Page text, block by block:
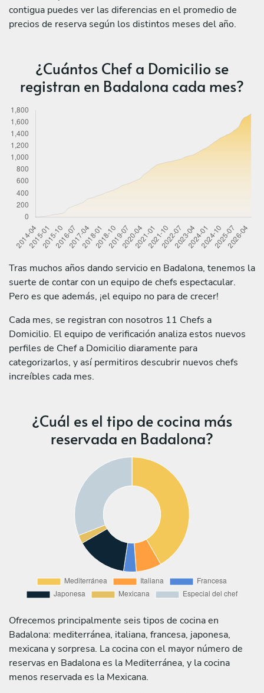
contigua puedes ver las diferencias en el promedio de
precios de reserva según los distintos meses del año.
¿Cuántos Chef a Domicilio se
registran en Badalona cada mes?
Tras muchos años dando servicio en Badalona, tenemos la
suerte de contar con un equipo de chefs espectacular.
Pero es que además, ¡el equipo no para de crecer!
Cada mes, se registran con nosotros 11 Chefs a
Domicilio. El equipo de verificación analiza estos nuevos
perfiles de Chef a Domicilio diaramente para
categorizarlos, y así permitiros descubrir nuevos chefs
increíbles cada mes.
¿Cuál es el tipo de cocina más
reservada en Badalona?
Ofrecemos principalmente seis tipos de cocina en
Badalona: mediterránea, italiana, francesa, japonesa,
mexicana y sorpresa. La cocina con el mayor número de
reservas en Badalona es la Mediterránea, y la cocina
menos reservada es la Mexicana.